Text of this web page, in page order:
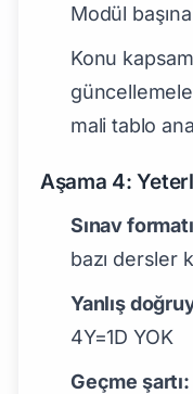
Modül
Konu
mali tablo
Aşama 4:
Sınav
bazı dersler
Yanlış
4Y=1D YOK
Geçme şartı: